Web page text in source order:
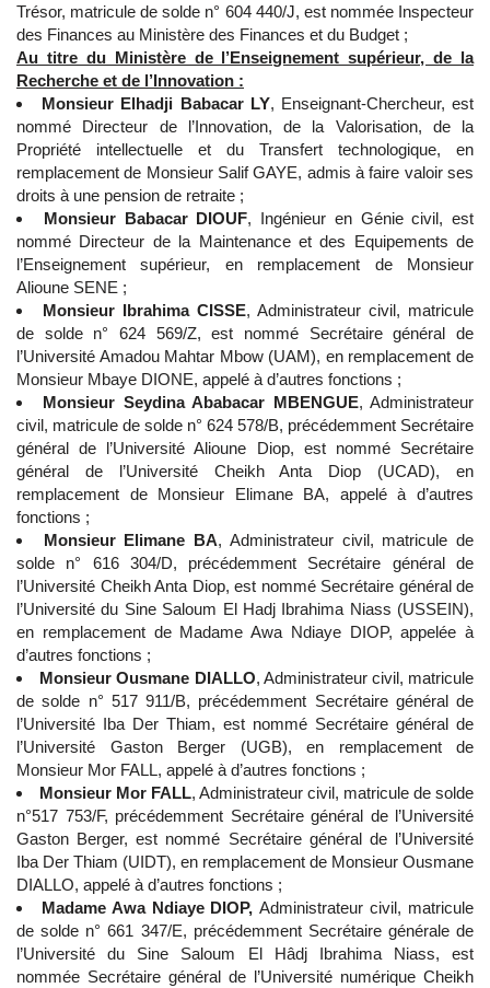
Trésor, matricule de solde n° 604 440/J, est nommée Inspecteur
des Finances au Ministère des Finances et du Budget ;
Au titre du Ministère de l’Enseignement supérieur, de la
Recherche et de l’Innovation :
Monsieur Elhadji Babacar LY, Enseignant-Chercheur, est
nommé Directeur de l’Innovation, de la Valorisation, de la
Propriété intellectuelle et du Transfert technologique, en
remplacement de Monsieur Salif GAYE, admis à faire valoir ses
droits à une pension de retraite ;
Monsieur Babacar DIOUF, Ingénieur en Génie civil, est
nommé Directeur de la Maintenance et des Equipements de
l’Enseignement supérieur, en remplacement de Monsieur
Alioune SENE ;
Monsieur Ibrahima CISSE, Administrateur civil, matricule
de solde n° 624 569/Z, est nommé Secrétaire général de
l’Université Amadou Mahtar Mbow (UAM), en remplacement de
Monsieur Mbaye DIONE, appelé à d’autres fonctions ;
Monsieur Seydina Ababacar MBENGUE, Administrateur
civil, matricule de solde n° 624 578/B, précédemment Secrétaire
général de l’Université Alioune Diop, est nommé Secrétaire
général de l’Université Cheikh Anta Diop (UCAD), en
remplacement de Monsieur Elimane BA, appelé à d’autres
fonctions ;
Monsieur Elimane BA, Administrateur civil, matricule de
solde n° 616 304/D, précédemment Secrétaire général de
l’Université Cheikh Anta Diop, est nommé Secrétaire général de
l’Université du Sine Saloum El Hadj Ibrahima Niass (USSEIN),
en remplacement de Madame Awa Ndiaye DIOP, appelée à
d’autres fonctions ;
Monsieur Ousmane DIALLO, Administrateur civil, matricule
de solde n° 517 911/B, précédemment Secrétaire général de
l’Université Iba Der Thiam, est nommé Secrétaire général de
l’Université Gaston Berger (UGB), en remplacement de
Monsieur Mor FALL, appelé à d’autres fonctions ;
Monsieur Mor FALL, Administrateur civil, matricule de solde
n°517 753/F, précédemment Secrétaire général de l’Université
Gaston Berger, est nommé Secrétaire général de l’Université
Iba Der Thiam (UIDT), en remplacement de Monsieur Ousmane
DIALLO, appelé à d’autres fonctions ;
Madame Awa Ndiaye DIOP,Administrateur civil, matricule
de solde n° 661 347/E, précédemment Secrétaire générale de
l’Université du Sine Saloum El Hâdj Ibrahima Niass, est
nommée Secrétaire général de l’Université numérique Cheikh